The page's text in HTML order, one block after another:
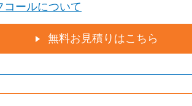
コールについて
無料お見積りはこちら